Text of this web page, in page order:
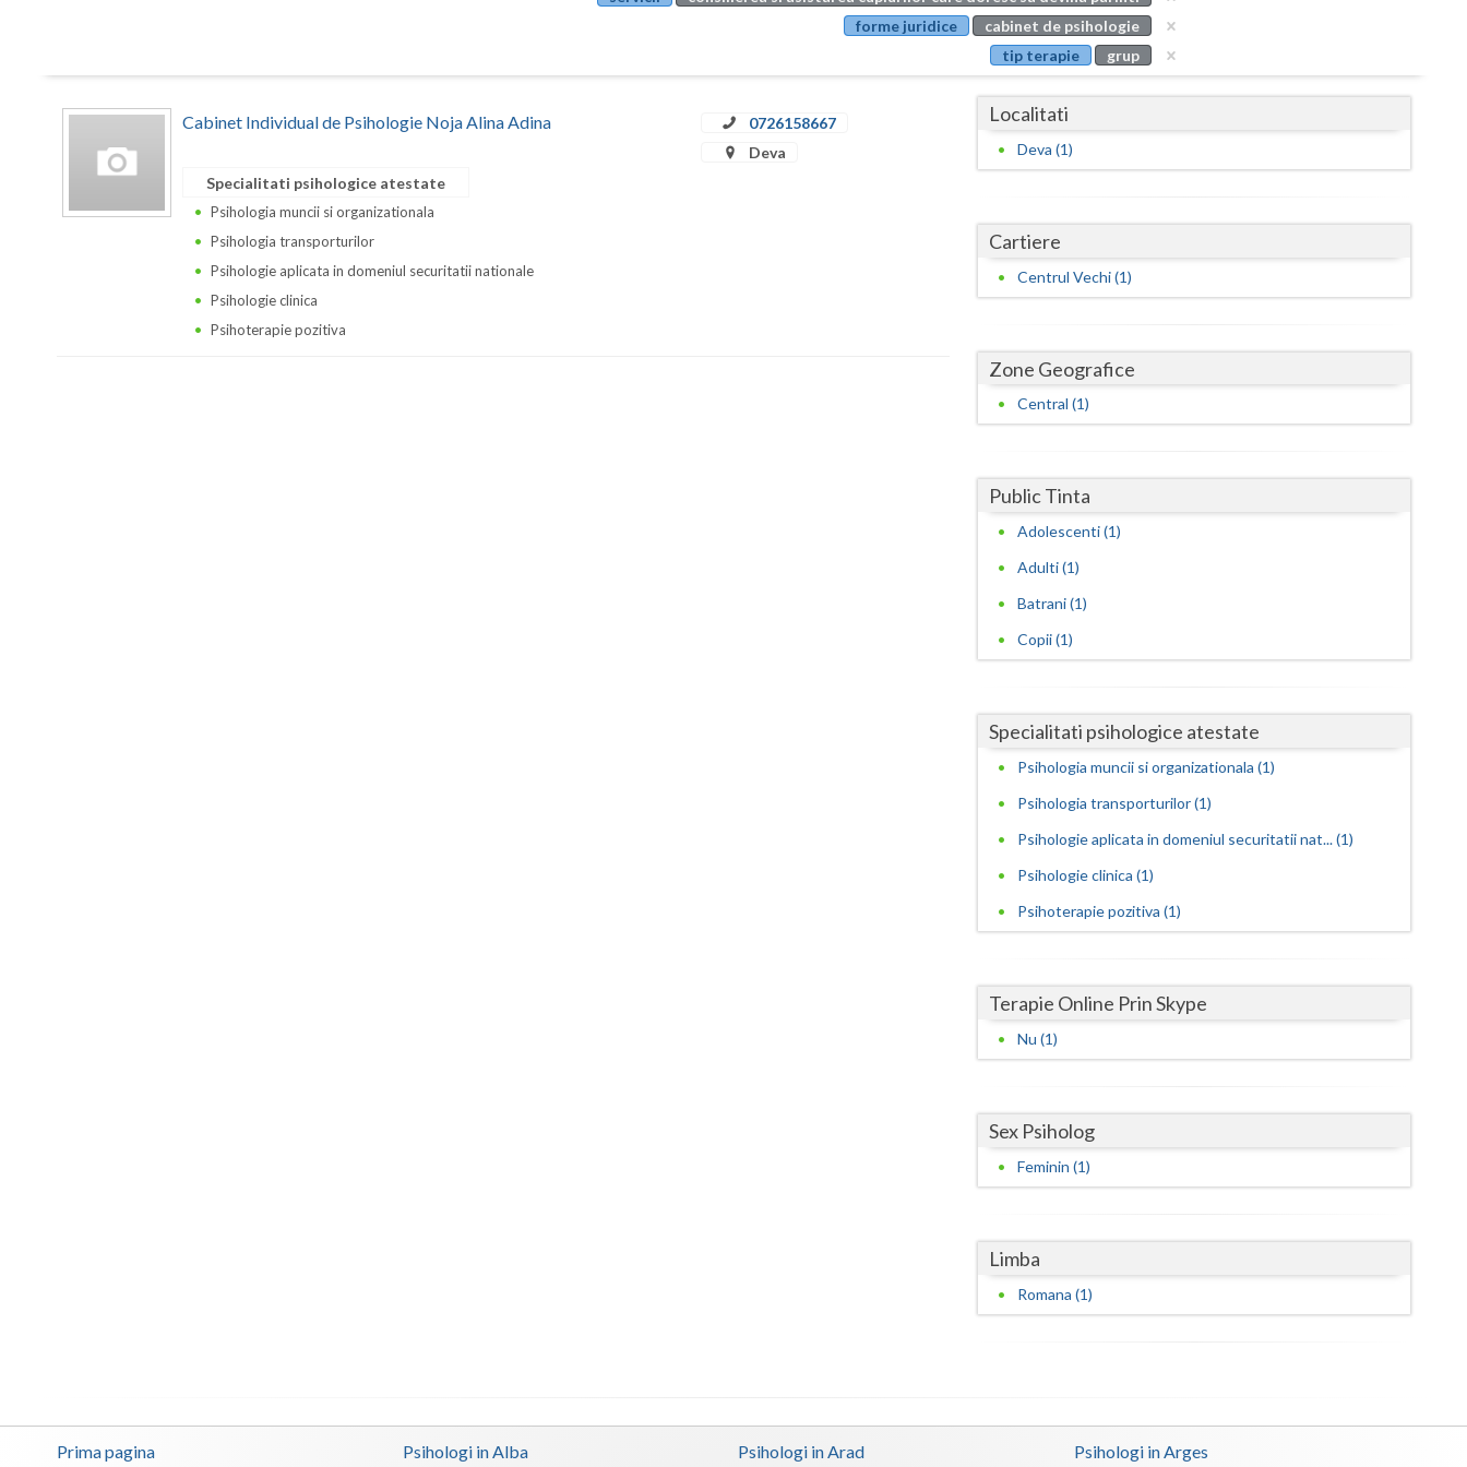
Buzau
Calarasi
Caras-Severin
Maramures
Mehedinti
Mures
Neamt
Olt
Prahova
Satu-Mare
Sibiu
Teleorman
Timis
Valcea
forme juridice
cabinet de psihologie
tip terapie
grup
Cabinet Individual de Psihologie Noja Alina Adina
0726158667
Deva
Specialitati psihologice atestate
Psihologia muncii si organizationala
Psihologia transporturilor
Psihologie aplicata in domeniul securitatii nationale
Psihologie clinica
Psihoterapie pozitiva
Localitati
Deva (1)
Cartiere
Centrul Vechi (1)
Zone Geografice
Central (1)
Public Tinta
Adolescenti (1)
Adulti (1)
Batrani (1)
Copii (1)
Specialitati psihologice atestate
Psihologia muncii si organizationala (1)
Psihologia transporturilor (1)
Psihologie aplicata in domeniul securitatii nat... (1)
Psihologie clinica (1)
Psihoterapie pozitiva (1)
Terapie Online Prin Skype
Nu (1)
Sex Psiholog
Feminin (1)
Limba
Romana (1)
Prima pagina Psihologi in Alba Psihologi in Arad Psihologi in Arges